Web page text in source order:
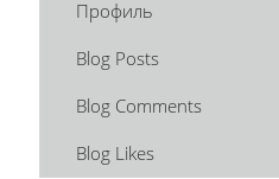
Профиль
Blog Posts
Blog Comments
Blog Likes